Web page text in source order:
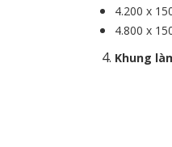
4.200 x
4.800 x
Khung